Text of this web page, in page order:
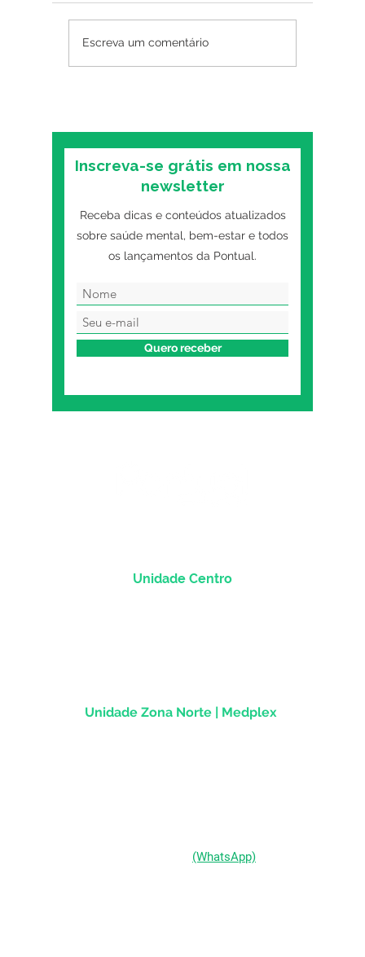
Psicoterapia online
Escreva um comentário
Inscreva-se grátis em nossa
newsletter
Receba dicas e conteúdos atualizados
sobre saúde mental, bem-estar e todos
os lançamentos da Pontual.
Quero receber
Unidade Centro
Unidade Zona Norte | Medplex
(WhatsApp)